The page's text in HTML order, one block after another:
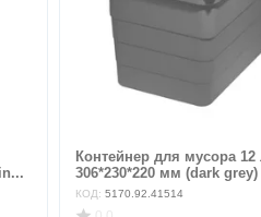
Контейнер для мусора 12
306*230*220 мм (dark
КОД: 5170.92.41514